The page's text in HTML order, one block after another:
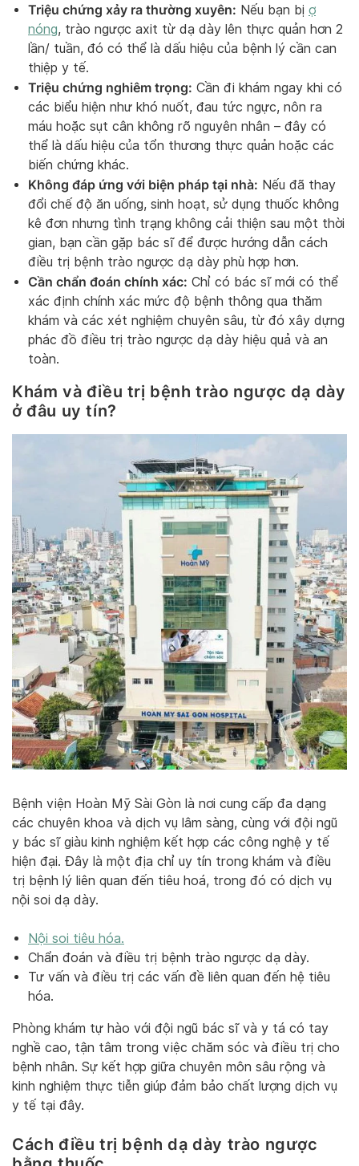
Triệu chứng xảy ra thường xuyên: Nếu bạn bị ợ
nóng, trào ngược axit từ dạ dày lên thực quản hơn 2
lần/ tuần, đó có thể là dấu hiệu của bệnh lý cần can
thiệp y tế.
Triệu chứng nghiêm trọng: Cần đi khám ngay khi có
các biểu hiện như khó nuốt, đau tức ngực, nôn ra
máu hoặc sụt cân không rõ nguyên nhân – đây có
thể là dấu hiệu của tổn thương thực quản hoặc các
biến chứng khác.
Không đáp ứng với biện pháp tại nhà: Nếu đã thay
đổi chế độ ăn uống, sinh hoạt, sử dụng thuốc không
kê đơn nhưng tình trạng không cải thiện sau một thời
gian, bạn cần gặp bác sĩ để được hướng dẫn cách
điều trị bệnh trào ngược dạ dày phù hợp hơn.
Cần chẩn đoán chính xác: Chỉ có bác sĩ mới có thể
xác định chính xác mức độ bệnh thông qua thăm
khám và các xét nghiệm chuyên sâu, từ đó xây dựng
phác đồ điều trị trào ngược dạ dày hiệu quả và an
toàn.
Khám và điều trị bệnh trào ngược dạ dày
ở đâu uy tín?
Bệnh viện Hoàn Mỹ Sài Gòn là nơi cung cấp đa dạng
các chuyên khoa và dịch vụ lâm sàng, cùng với đội ngũ
y bác sĩ giàu kinh nghiệm kết hợp các công nghệ y tế
hiện đại. Đây là một địa chỉ uy tín trong khám và điều
trị bệnh lý liên quan đến tiêu hoá, trong đó có dịch vụ
nội soi dạ dày.
Nội soi tiêu hóa.
Chẩn đoán và điều trị bệnh trào ngược dạ dày.
Tư vấn và điều trị các vấn đề liên quan đến hệ tiêu
hóa.
Phòng khám tự hào với đội ngũ bác sĩ và y tá có tay
nghề cao, tận tâm trong việc chăm sóc và điều trị cho
bệnh nhân. Sự kết hợp giữa chuyên môn sâu rộng và
kinh nghiệm thực tiễn giúp đảm bảo chất lượng dịch vụ
y tế tại đây.
Cách điều trị bệnh dạ dày trào ngược